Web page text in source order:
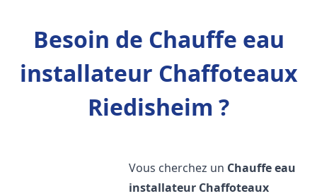
Besoin de Chauffe eau
installateur Chaffoteaux
Riedisheim ?
Vous cherchez un Chauffe eau
installateur Chaffoteaux